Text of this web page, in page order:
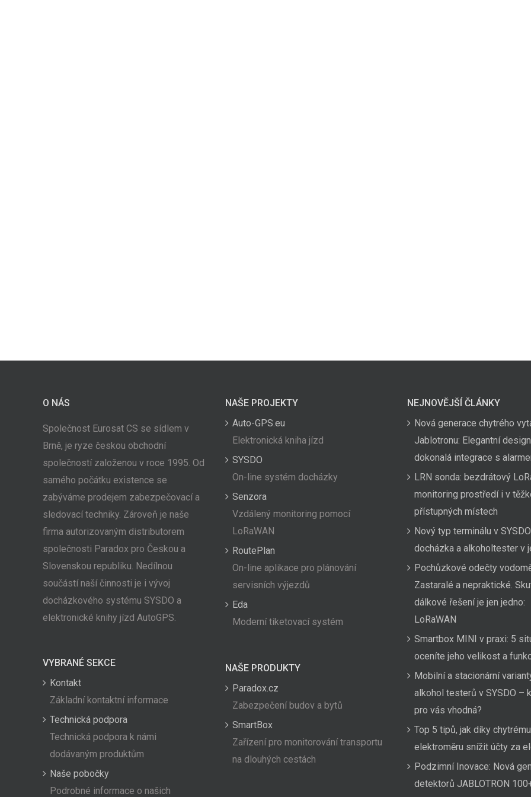
O NÁS
Společnost Eurosat CS se sídlem v
Brně, je ryze českou obchodní
společností založenou v roce 1995. Od
samého počátku existence se
zabýváme prodejem zabezpečovací a
sledovací techniky. Zároveň je naše
firma autorizovaným distributorem
společnosti Paradox pro Českou a
Slovenskou republiku. Nedílnou
součástí naší činnosti je i vývoj
docházkového systému SYSDO a
elektronické knihy jízd AutoGPS.
VYBRANÉ SEKCE
Kontakt
Základní kontaktní informace
Technická podpora
Technická podpora k námi
dodávaným produktům
Naše pobočky
Podrobné informace o našich
NAŠE PROJEKTY
Auto-GPS.eu
Elektronická kniha jízd
SYSDO
On-line systém docházky
Senzora
Vzdálený monitoring pomocí
LoRaWAN
RoutePlan
On-line aplikace pro plánování
servisních výjezdů
Eda
Moderní tiketovací systém
NAŠE PRODUKTY
Paradox.cz
Zabezpečení budov a bytů
SmartBox
Zařízení pro monitorování transportu
na dlouhých cestách
NEJNOVĚJŠÍ ČLÁNKY
Nová generace chytrého
Jablotronu: Elegantní
dokonalá integrace s
LRN sonda: bezdrátový
monitoring prostředí i v
přístupných místech
Nový typ terminálu v
docházka a alkoholtester v
Pochůzkové odečty
Zastaralé a nepraktické.
dálkové řešení je jen jedno:
LoRaWAN
Smartbox MINI v praxi: 5
oceníte jeho velikost a
Mobilní a stacionární
alkohol testerů v SYSDO –
pro vás vhodná?
Top 5 tipů, jak díky chytrému
elektroměru snížit účty za
Podzimní Inovace: Nová
detektorů JABLOTRON